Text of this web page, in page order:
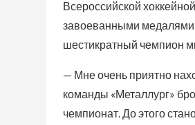
Всероссийской
завоеванными
шестикратный чемпион
— Мне очень приятно
команды «Металлург»
чемпионат. До этого